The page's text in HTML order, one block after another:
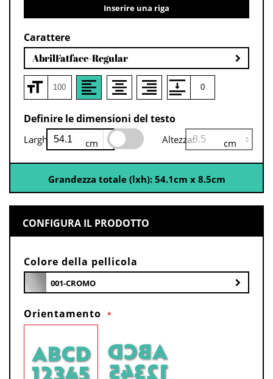
Inserire una riga
Carattere
AbrilFatface-Regular
Definire le dimensioni del testo
Larghezza: cm Altezza: cm
Grandezza totale (lxh): 54.1cm x 8.5cm
CONFIGURA IL PRODOTTO
Colore della pellicola
001-CROMO
Orientamento